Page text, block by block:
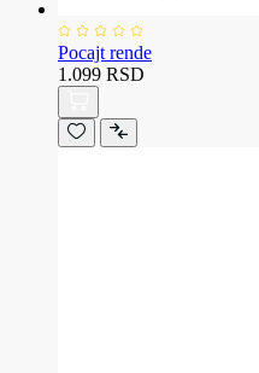
Pocajt rende
1.099 RSD